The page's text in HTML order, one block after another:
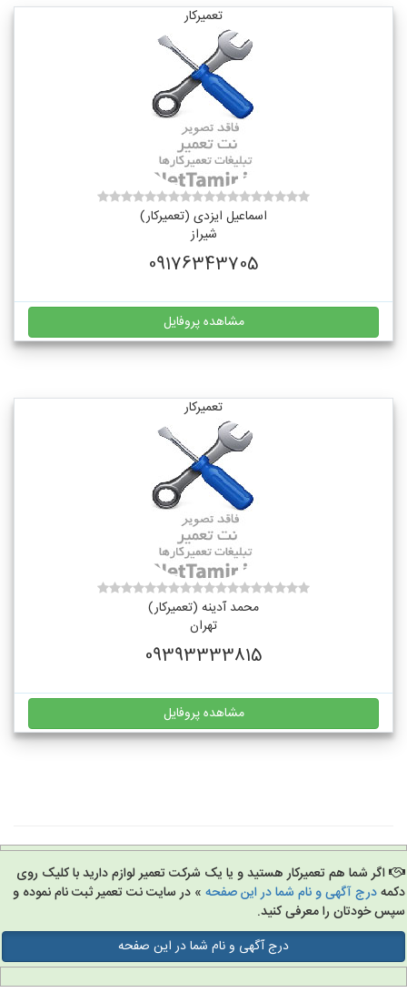
تعمیرکار
اسماعیل ایزدی (تعمیرکار)
شیراز
09176343705
مشاهده پروفایل
تعمیرکار
محمد آدینه (تعمیرکار)
تهران
09393333815
مشاهده پروفایل
اگر شما هم تعمیرکار هستید و یا یک شرکت تعمیر لوازم دارید با کلیک روی
درج آگهی و نام شما در این صفحه» در سایت نت تعمیر ثبت نام نموده و
خودتان را معرفی کنید.
درج آگهی و نام شما در این صفحه